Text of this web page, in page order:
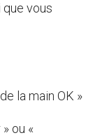
que vous
la main OK »
ou «